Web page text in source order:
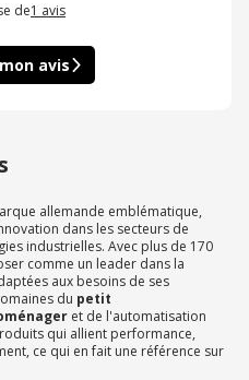
de1 avis
avis
allemande emblématique,
dans les secteurs de
industrielles. Avec plus de 170
comme un leader dans la
aux besoins de ses
du petit
et de l'automatisation
qui allient performance,
ce qui en fait une référence sur